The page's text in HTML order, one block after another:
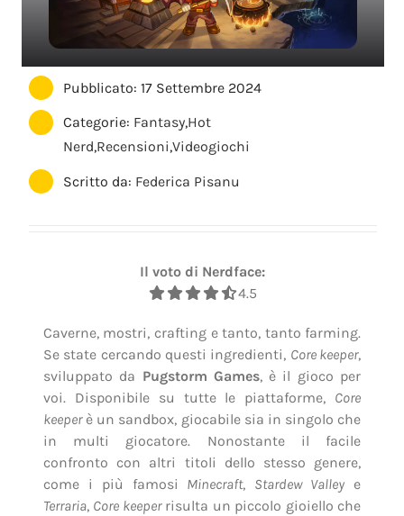
Pubblicato: 17 Settembre 2024
Categorie: Fantasy,Hot
Nerd,Recensioni,Videogiochi
Scritto da: Federica Pisanu
Il voto di Nerdface:
4.5
Caverne, mostri, crafting e tanto, tanto farming.
Se state cercando questi ingredienti, Core keeper,
sviluppato da Pugstorm Games, è il gioco per
voi. Disponibile su tutte le piattaforme, Core
keeperè un sandbox, giocabile sia in singolo che
in multi giocatore. Nonostante il facile
confronto con altri titoli dello stesso genere,
come i più famosi Minecraft, Stardew Valley e
Terraria, Core keeperrisulta un piccolo gioiello che